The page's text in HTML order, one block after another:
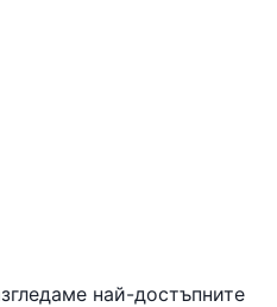
най-достъпните